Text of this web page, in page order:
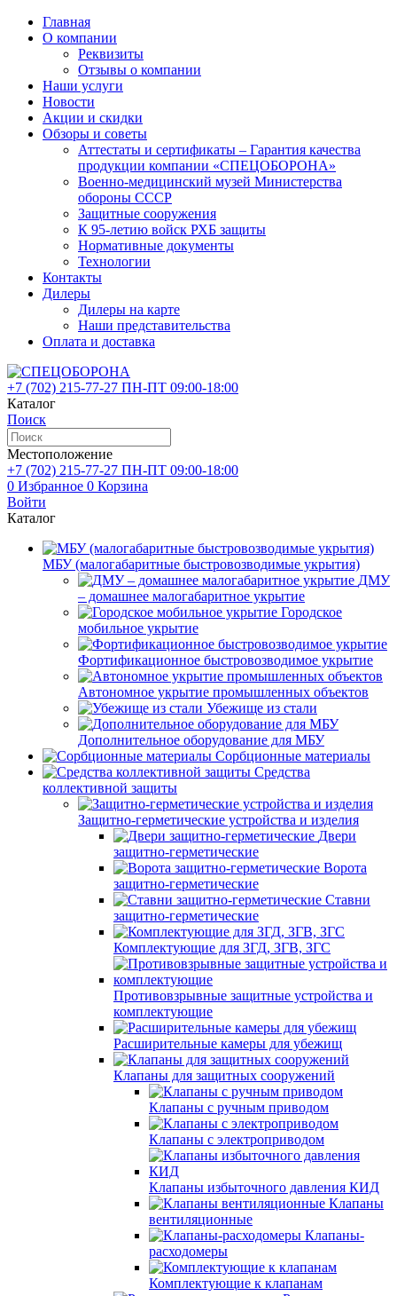
Главная
О компании
Реквизиты
Отзывы о компании
Наши услуги
Новости
Акции и скидки
Обзоры и советы
Аттестаты и сертификаты – Гарантия качества
продукции компании «СПЕЦОБОРОНА»
Военно-медицинский музей Министерства
обороны СССР
Защитные сооружения
К 95-летию войск РХБ защиты
Нормативные документы
Технологии
Контакты
Дилеры
Дилеры на карте
Наши представительства
Оплата и доставка
+7 (702) 215-77-27 ПН-ПТ 09:00-18:00
Каталог
Поиск
Местоположение
+7 (702) 215-77-27 ПН-ПТ 09:00-18:00
0 Избранное 0 Корзина
Войти
Каталог
МБУ (малогабаритные быстровозводимые укрытия)
ДМУ
– домашнее малогабаритное укрытие
Городское
мобильное укрытие
Фортификационное быстровозводимое укрытие
Автономное укрытие промышленных объектов
Убежище из стали
Дополнительное оборудование для МБУ
Сорбционные материалы
Средства
коллективной защиты
Защитно-герметические устройства и изделия
Двери
защитно-герметические
Ворота
защитно-герметические
Ставни
защитно-герметические
Комплектующие для ЗГД, ЗГВ, ЗГС
Противовзрывные защитные устройства и
комплектующие
Расширительные камеры для убежищ
Клапаны для защитных сооружений
Клапаны с ручным приводом
Клапаны с электроприводом
Клапаны избыточного давления КИД
Клапаны
вентиляционные
Клапаны-
расходомеры
Комплектующие к клапанам